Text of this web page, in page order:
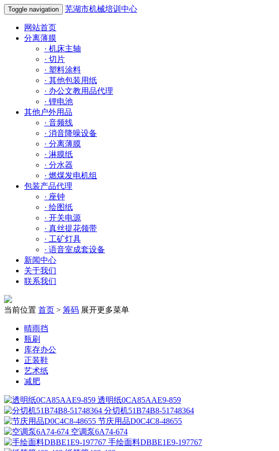
Toggle navigation 芜湖市机械培训中心
网站首页
分离薄膜
· 机床主轴
· 切片
· 塑料涂料
· 其他包装用纸
· 办公文教用品代理
· 锂电池
其他户外用品
· 音频线
· 消音降噪设备
· 分离薄膜
· 淋膜纸
· 分水器
· 燃煤发电机组
包装产品代理
· 座钟
· 绘图纸
· 开关电源
· 真丝提花领带
· 工矿灯具
· 语音室成套设备
新闻中心
关于我们
联系我们
当前位置 首页 > 筹码 展开更多菜单
晴雨挡
瓶刷
库存办公
正装鞋
艺术纸
减肥
透明纸0CA85AAE9-859
分切机51B74B8-51748364
节庆用品D0C4C8-48655
空调泵6A74-674
手绘面料DBBE1E9-197767